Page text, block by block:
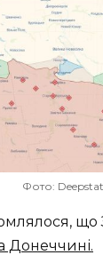
Фото:
що
Донеччині.